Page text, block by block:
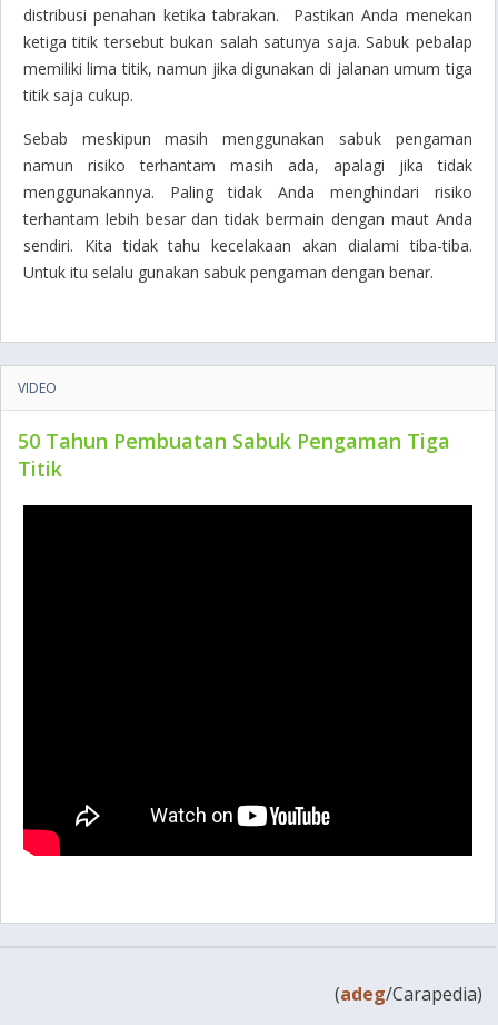
distribusi penahan ketika tabrakan. Pastikan Anda menekan
ketiga titik tersebut bukan salah satunya saja. Sabuk pebalap
memiliki lima titik, namun jika digunakan di jalanan umum tiga
titik saja cukup.
Sebab meskipun masih menggunakan sabuk pengaman
namun risiko terhantam masih ada, apalagi jika tidak
menggunakannya. Paling tidak Anda menghindari risiko
terhantam lebih besar dan tidak bermain dengan maut Anda
sendiri. Kita tidak tahu kecelakaan akan dialami tiba-tiba.
Untuk itu selalu gunakan sabuk pengaman dengan benar.
VIDEO
50 Tahun Pembuatan Sabuk Pengaman Tiga
Titik
(adeg/Carapedia)